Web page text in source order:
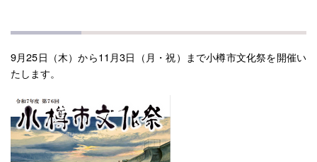
9月25日（木）から11月3日（月・祝）まで小樽市文化祭を開催い
たします。